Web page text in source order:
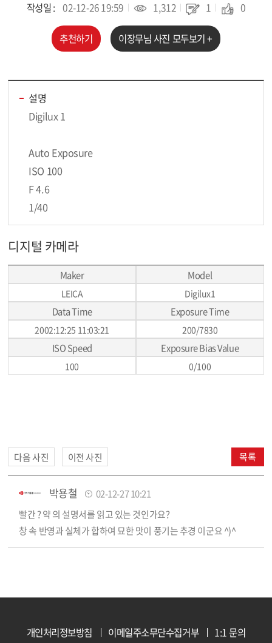
작성일 : 02-12-26 19:59 1,312 1 0
추천하기 이장무님 사진 모두보기 +
설명
Digilux 1
Auto Exposure
ISO 100
F 4.6
1/40
디지털 카메라
Maker
LEICA
Model
Digilux1
Data Time
2002:12:25 11:03:21
Exposure Time
200/7830
ISO Speed
100
Exposure Bias Value
0/100
다음 사진 이전 사진 목록
박용철
02-12-27 10:21
빨간 ? 약 의 설명서를 읽고 있는 것인가요?
창 속 반영과 실체가 합하여 묘한 맛이 풍기는 추경 이군요 ^)^
개인처리정보방침 이메일주소무단수집거부 1:1 문의